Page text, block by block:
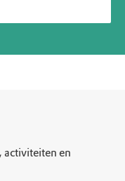
activiteiten en